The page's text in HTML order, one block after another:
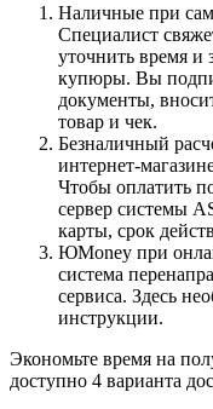
Наличные при
Специалист
уточнить время и
купюры. Вы
документы,
товар и чек.
Безналичный
интернет-
Чтобы оплатить
сервер системы
карты, срок
ЮMoney при
система
сервиса. Здесь
инструкции.
Экономьте время на
доступно 4 варианта